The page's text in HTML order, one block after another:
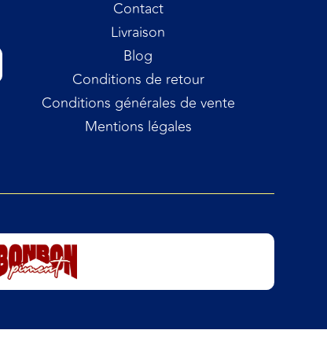
Contact
Livraison
Blog
Conditions de retour
Conditions générales de vente
Mentions légales